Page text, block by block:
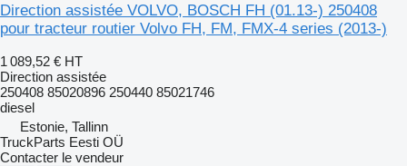
Direction assistée VOLVO, BOSCH FH (01.13-) 250408
pour tracteur routier Volvo FH, FM, FMX-4 series (2013-)
1 089,52 € HT
Direction assistée
250408 85020896 250440 85021746
diesel
Estonie, Tallinn
TruckParts Eesti OÜ
Contacter le vendeur